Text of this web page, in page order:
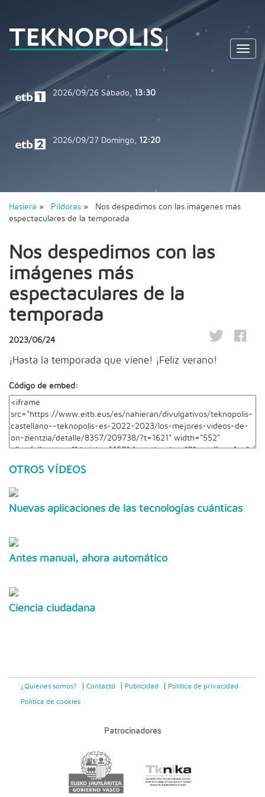
2026/09/26 Sábado, 13:30
2026/09/27 Domingo, 12:20
Hasiera » Píldoras » Nos despedimos con las imágenes más
espectaculares de la temporada
Nos despedimos con las
imágenes más
espectaculares de la
temporada
2023/06/24
¡Hasta la temporada que viene! ¡Feliz verano!
Código de embed:
OTROS VÍDEOS
Nuevas aplicaciones de las tecnologías cuánticas
Antes manual, ahora automático
Ciencia ciudadana
¿Quiénes somos? Contacto Publicidad Politica de privacidad
Política de cookies
Patrocinadores